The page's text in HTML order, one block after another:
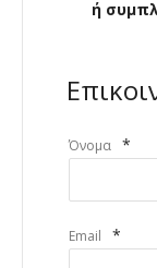
ή
Όνομα *
Email *